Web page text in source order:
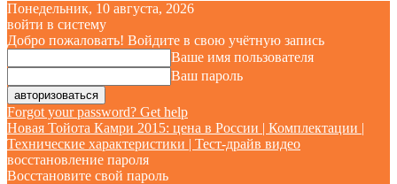
Понедельник, 10 августа, 2026
войти в систему
Добро пожаловать! Войдите в свою учётную запись
Ваше имя пользователя
Ваш пароль
Forgot your password? Get help
Новая Тойота Камри 2015: цена в России | Комплектации |
Технические характеристики | Тест-драйв видео
восстановление пароля
Восстановите свой пароль